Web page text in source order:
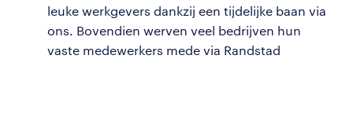
leuke werkgevers dankzij een tijdelijke baan via
ons. Bovendien werven veel bedrijven hun
vaste medewerkers mede via Randstad